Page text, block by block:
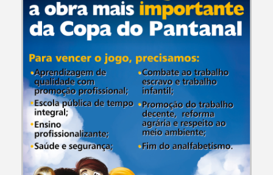
CAMPANHAS E EVENTOS
27 de Abril Paralisação de Advertência na Rede Estadual